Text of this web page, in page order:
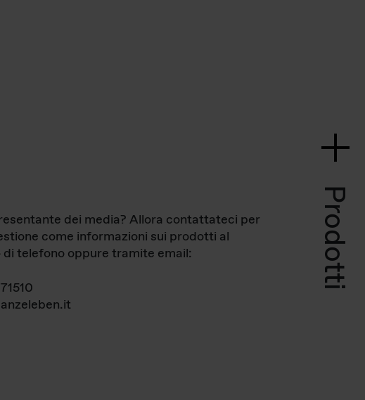
Prodotti
dei media? Allora contattateci per
come informazioni sui prodotti al
telefono oppure tramite email: